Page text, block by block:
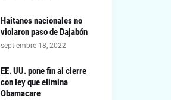
Haitanos nacionales no
violaron paso de Dajabón
septiembre 18, 2022
EE. UU. pone fin al cierre
con ley que elimina
Obamacare